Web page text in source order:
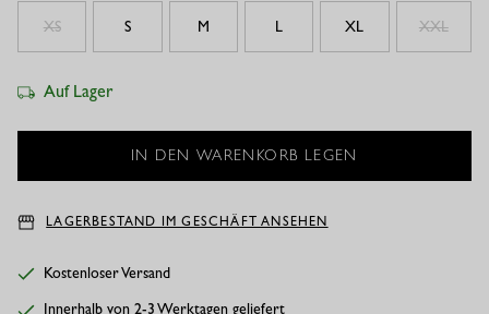
XS S M L XL XXL
Auf Lager
LAGERBESTAND IM GESCHÄFT ANSEHEN
Kostenloser Versand
Innerhalb von 2-3 Werktagen geliefert